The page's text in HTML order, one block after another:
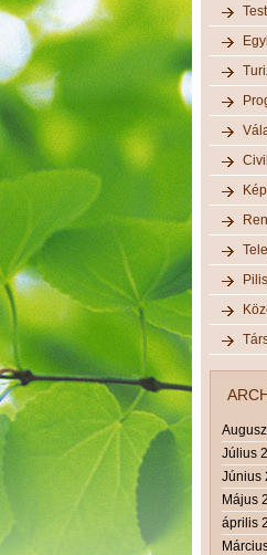
Július
Június
Május
április